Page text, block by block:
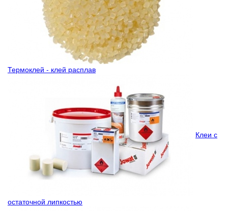
Термоклей - клей расплав
Клеи с
остаточной липкостью